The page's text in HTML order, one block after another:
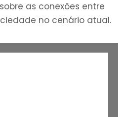
as conexões entre
no cenário atual.